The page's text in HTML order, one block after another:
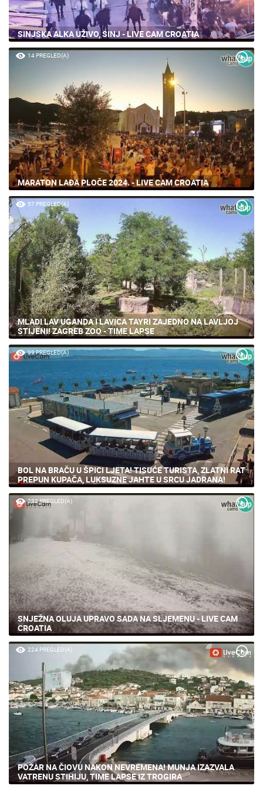
SINJSKA ALKA UŽIVO, SINJ - LIVE CAM CROATIA
14 PREGLED(A)
MARATON LAĐA PLOČE 2024. - LIVE CAM CROATIA
57 PREGLED(A)
MLADI LAV UGANDA I LAVICA TAYRI ZAJEDNO NA LAVLJOJ
STIJENI! ZAGREB ZOO - TIME LAPSE
99 PREGLED(A)
BOL NA BRAČU U ŠPICI LJETA! TISUĆE TURISTA, ZLATNI RAT
PREPUN KUPAČA, LUKSUZNE JAHTE U SRCU JADRANA!
232 PREGLED(A)
SNJEŽNA OLUJA UPRAVO SADA NA SLJEMENU - LIVE CAM
CROATIA
224 PREGLED(A)
POŽAR NA ČIOVU NAKON NEVREMENA! MUNJA IZAZVALA
VATRENU STIHIJU, TIME LAPSE IZ TROGIRA